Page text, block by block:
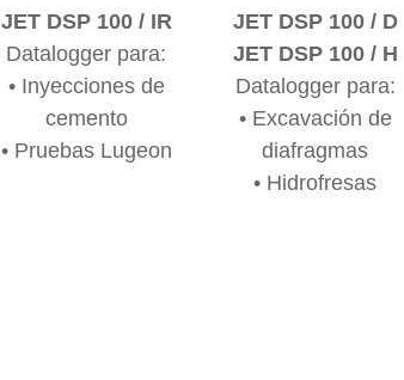
JET DSP 100 / IR
Datalogger para:
• Inyecciones de
cemento
• Pruebas Lugeon
JET DSP 100 / D
JET DSP 100 / H
Datalogger para:
• Excavación de
diafragmas
• Hidrofresas